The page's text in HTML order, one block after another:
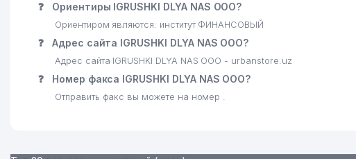
27 GALLERY INTERIOR ООО
28 ЦЕНТР ГИДРОМЕТЕОРОЛОГИЧЕСКОЙ СЛУЖБЫ (УЗГИДРОМЕТ)
LUX GOODS ЧП
РЕГИОНАЛЬНАЯ ДЕЛЕГАЦИЯ МЕЖДУНАРОДНОГО КОМИТЕТА
❓ Ориентиры IGRUSHKI DLYA NAS ООО?
Ориентиром являются: институт ФИНАНСОВЫЙ
❓ Адрес сайта IGRUSHKI DLYA NAS ООО?
Адрес сайта IGRUSHKI DLYA NAS ООО - urbanstore.uz
❓ Номер факса IGRUSHKI DLYA NAS ООО?
Отправить факс вы можете на номер .